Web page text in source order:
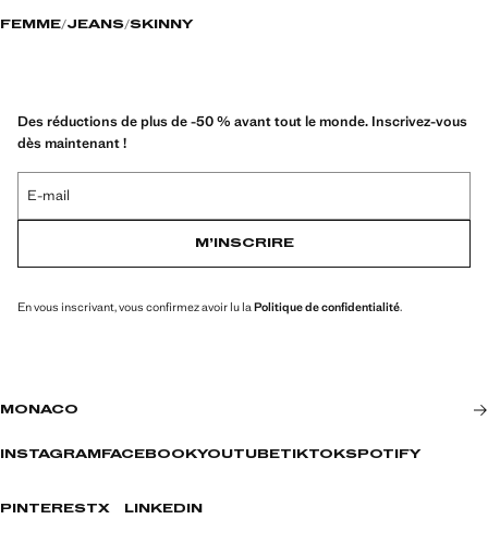
FEMME JEANS SKINNY
Des réductions de plus de -50 % avant tout le monde. Inscrivez-vous
dès maintenant !
E-mail
M’INSCRIRE
En vous inscrivant, vous confirmez avoir lu la Politique de confidentialité.
MONACO
INSTAGRAM FACEBOOKYOUTUBETIKTOKSPOTIFY
PINTERESTX LINKEDIN